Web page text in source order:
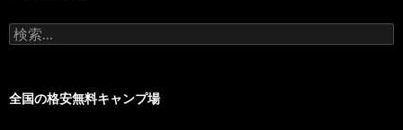
検
索
全国の格安無料キャンプ場